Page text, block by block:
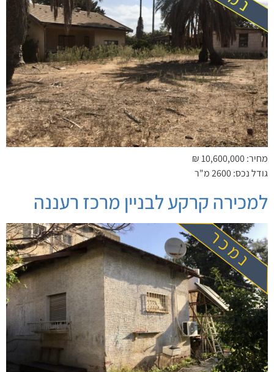
מחיר: 10,600,000 ₪
גודל נכס: 2600 מ"ר
למכירה קרקע לבניין מרכז רעננה